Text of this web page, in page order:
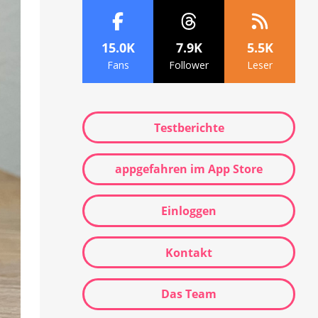
15.0K
Fans
7.9K
Follower
5.5K
Leser
Testberichte
appgefahren im App Store
Einloggen
Kontakt
Das Team